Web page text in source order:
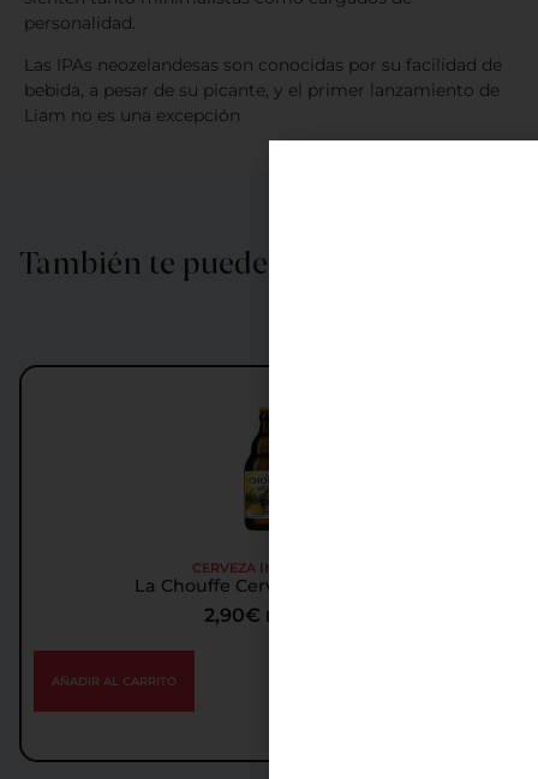
personalidad.
Las IPAs neozelandesas son conocidas por su facilidad de
bebida, a pesar de su picante, y el primer lanzamiento de
Liam no es una excepción
También te puede interesar…
CERVEZA IMPORTADA
La Chouffe Cerveza Importada
2,90€ IGIC incl.
AÑADIR AL CARRITO